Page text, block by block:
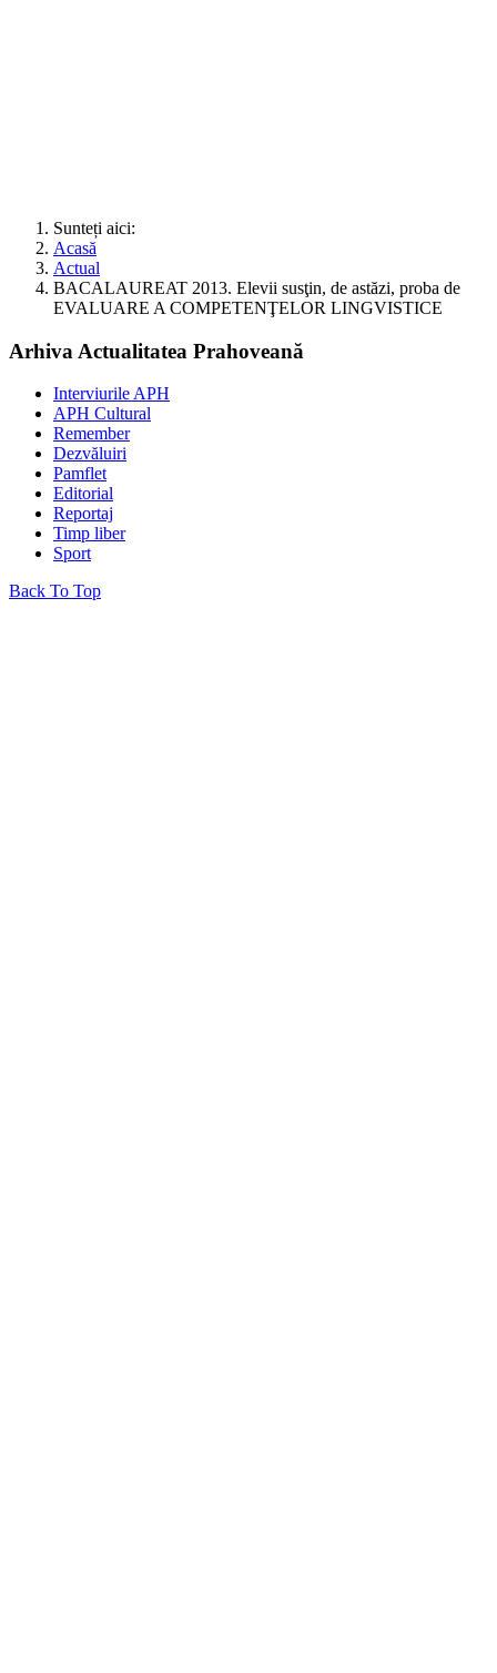
Sunteți aici:
Acasă
Actual
BACALAUREAT 2013. Elevii susţin, de astăzi, proba de
EVALUARE A COMPETENŢELOR LINGVISTICE
Arhiva Actualitatea Prahoveană
Interviurile APH
APH Cultural
Remember
Dezvăluiri
Pamflet
Editorial
Reportaj
Timp liber
Sport
Back To Top